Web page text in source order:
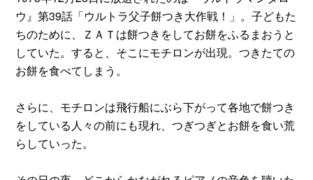
ウ』第39話「ウルトラ父子餅つき大作戦！」。子どもた
ちのために、ＺＡＴは餅つきをしてお餅をふるまおうと
していた。すると、そこにモチロンが出現。つきたての
お餅を食べてしまう。
さらに、モチロンは飛行船にぶら下がって各地で餅つき
をしている人々の前にも現れ、つぎつぎとお餅を食い荒
らしていった。